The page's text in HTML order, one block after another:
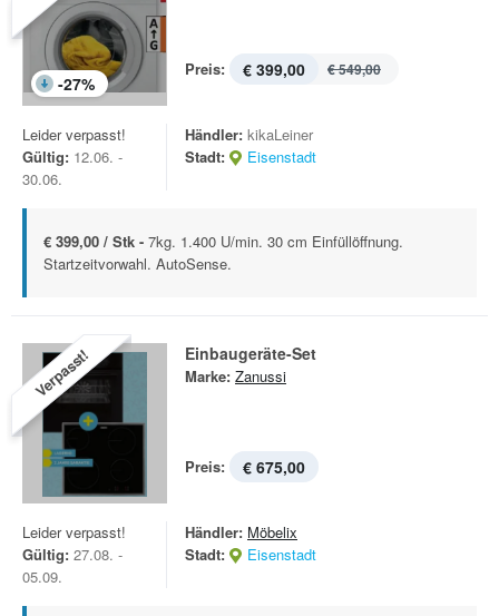
-27%
Preis: € 399,00 € 549,00
Leider verpasst!
Gültig: 12.06. -
30.06.
Händler: kikaLeiner
Stadt:
Eisenstadt
€ 399,00 / Stk - 7kg. 1.400 U/min. 30 cm Einfüllöffnung.
Startzeitvorwahl. AutoSense.
Verpasst! Einbaugeräte-Set
Marke: Zanussi
Preis: € 675,00
Leider verpasst!
Gültig: 27.08. -
05.09.
Händler: Möbelix
Stadt:
Eisenstadt